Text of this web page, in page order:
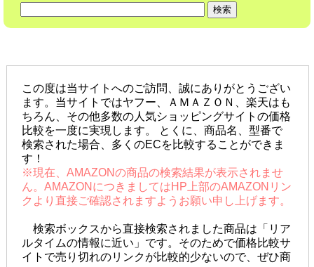
この度は当サイトへのご訪問、誠にありがとうござい
ます。当サイトではヤフー、ＡＭＡＺＯＮ、楽天はも
ちろん、その他多数の人気ショッピングサイトの価格
比較を一度に実現します。 とくに、商品名、型番で
検索された場合、多くのECを比較することができま
す！
※現在、AMAZONの商品の検索結果が表示されませ
ん。AMAZONにつきましてはHP上部のAMAZONリン
クより直接ご確認されますようお願い申し上げます。
検索ボックスから直接検索されました商品は「リア
ルタイムの情報に近い」です。そのためで価格比較サ
イトで売り切れのリンクが比較的少ないので、ぜひ商